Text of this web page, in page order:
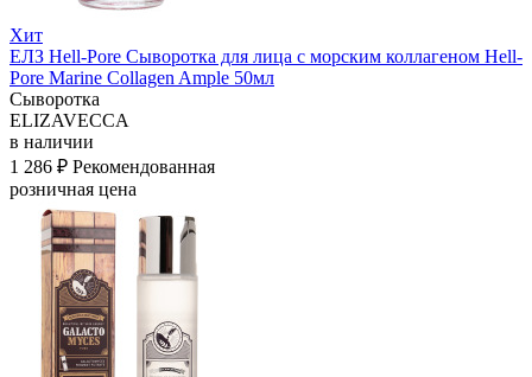
Хит
ЕЛЗ Hell-Pore Сыворотка для лица c морским коллагеном Hell-
Pore Marine Collagen Ample 50мл
Сыворотка
ELIZAVECCA
в наличии
1 286 ₽ Рекомендованная
розничная цена